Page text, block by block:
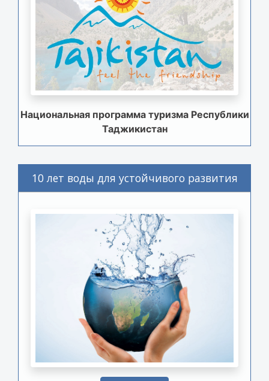
Национальная программа туризма Республики
Таджикистан
10 лет воды для устойчивого развития